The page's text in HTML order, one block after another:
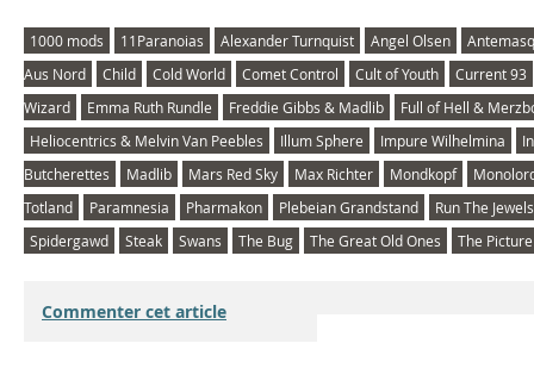
1000 mods 11Paranoias Alexander Turnquist Angel Olsen
Aus Nord
Child Cold World Comet Control Cult of Youth
Current 93
Wizard
Emma Ruth Rundle Freddie Gibbs & Madlib
Full of Hell &
Heliocentrics & Melvin Van Peebles
Illum Sphere Impure Wilhelmina
Butcherettes
Madlib Mars Red Sky Max Richter Mondkopf
Totland
Paramnesia Pharmakon Plebeian Grandstand
Run The Jewels
Spidergawd
Steak Swans The Bug The Great Old Ones The
Commenter cet article